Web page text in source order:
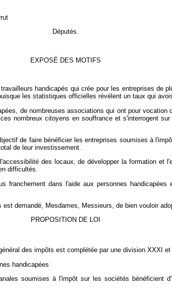
Députés.
EXPOSÉ DES MOTIFS
handicapés qui crée pour les entreprises de
les statistiques officielles révèlent un taux qui
de nombreuses associations qui ont pour
nombreux citoyens en souffrance et s'interrogent
de faire bénéficier les entreprises soumises à
de leur investissement.
des locaux, de développer la formation et
difficultés.
franchement dans l'aide aux personnes
demandé, Mesdames, Messieurs, de bien vouloir
PROPOSITION DE LOI
des impôts est complétée par une division XXXI
handicapées
soumises à l'impôt sur les sociétés bénéficient